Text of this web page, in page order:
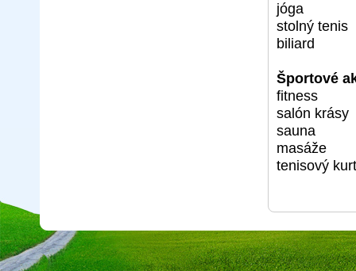
jóga
stolný tenis
biliard
Športové
fitness
salón krásy
sauna
masáže
tenisový